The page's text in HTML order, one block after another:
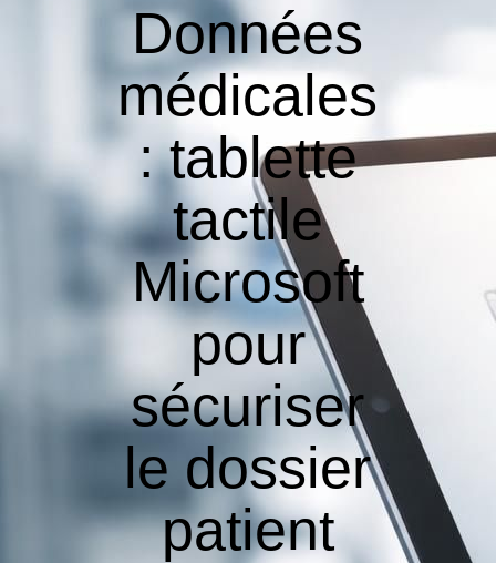
Données
médicales
: tablette
tactile
Microsoft
pour
sécuriser
le dossier
patient